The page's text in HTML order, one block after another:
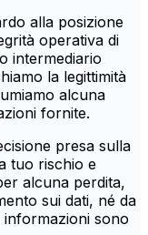
alla posizione
operativa di
intermediario
la legittimità
alcuna
fornite.
presa sulla
tuo rischio e
alcuna perdita,
sui dati, né da
sono